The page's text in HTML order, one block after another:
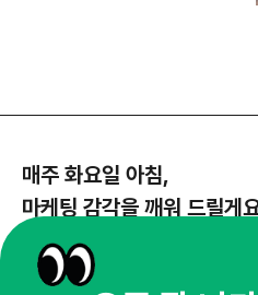
매주 화요일 아침,
마케팅 감각을 깨워 드릴게
뉴스레터 구독하기